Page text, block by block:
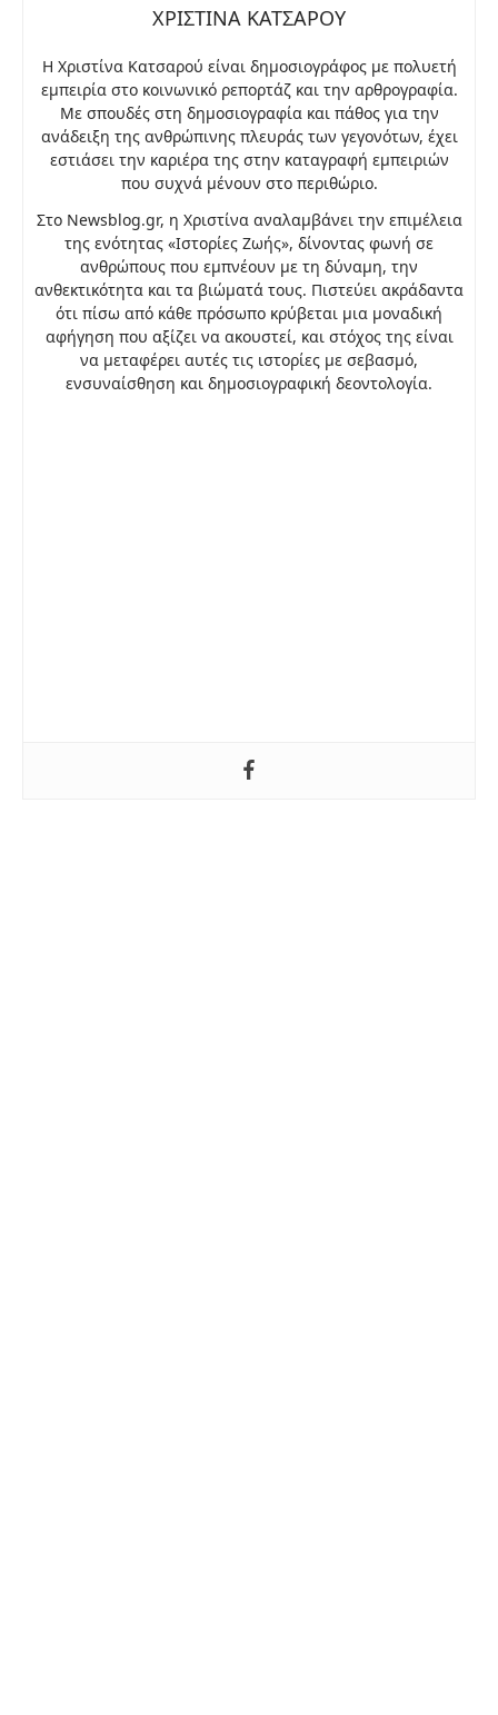
ΧΡΙΣΤΙΝΑ ΚΑΤΣΑΡΟΥ
Η Χριστίνα Κατσαρού είναι δημοσιογράφος με πολυετή
εμπειρία στο κοινωνικό ρεπορτάζ και την αρθρογραφία.
Με σπουδές στη δημοσιογραφία και πάθος για την
ανάδειξη της ανθρώπινης πλευράς των γεγονότων, έχει
εστιάσει την καριέρα της στην καταγραφή εμπειριών
που συχνά μένουν στο περιθώριο.
Στο Newsblog.gr, η Χριστίνα αναλαμβάνει την επιμέλεια
της ενότητας «Ιστορίες Ζωής», δίνοντας φωνή σε
ανθρώπους που εμπνέουν με τη δύναμη, την
ανθεκτικότητα και τα βιώματά τους. Πιστεύει ακράδαντα
ότι πίσω από κάθε πρόσωπο κρύβεται μια μοναδική
αφήγηση που αξίζει να ακουστεί, και στόχος της είναι
να μεταφέρει αυτές τις ιστορίες με σεβασμό,
ενσυναίσθηση και δημοσιογραφική δεοντολογία.